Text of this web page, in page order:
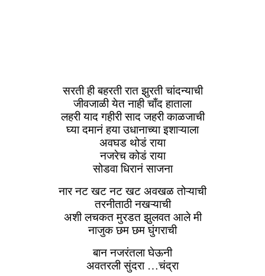
सरती ही बहरती रात झुरती चांदन्याची
जीवजाळी येत नाही चाँद हाताला
लहरी याद गहीरी साद जहरी काळजाची
घ्या दमानं हया उधानाच्या इशाऱ्याला
अवघड थोडं राया
नजरेच कोडं राया
सोडवा धिरानं साजना
नार नट खट नट खट अवखळ तोऱ्याची
तरनीताठी नखऱ्याची
अशी लचकत मुरडत झुलवत आले मी
नाजुक छम छम घुंगराची
बान नजरंतला घेऊनी
अवतरली सुंदरा …चंद्रा